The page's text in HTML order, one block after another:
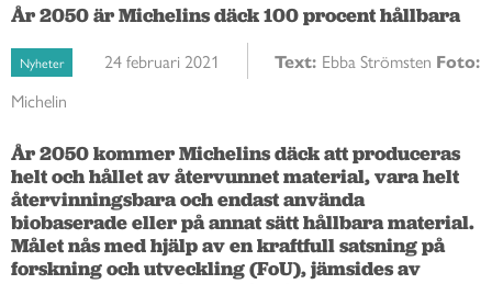
År 2050 är Michelins däck 100 procent hållbara
Nyheter 24 februari 2021 Text: Ebba Strömsten Foto:
Michelin
År 2050 kommer Michelins däck att produceras
helt och hållet av återvunnet material, vara helt
återvinningsbara och endast använda
biobaserade eller på annat sätt hållbara material.
Målet nås med hjälp av en kraftfull satsning på
forskning och utveckling (FoU), jämsides av